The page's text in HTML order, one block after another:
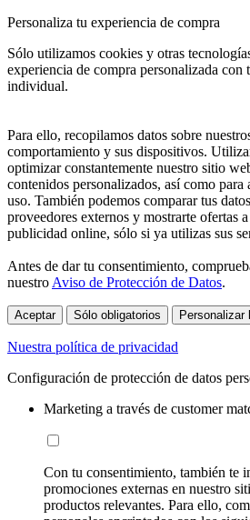
Personaliza tu experiencia de compra
Sólo utilizamos cookies y otras
experiencia de compra personalizada con
individual.
Para ello, recopilamos datos sobre
comportamiento y sus dispositivos.
optimizar constantemente nuestro sitio
contenidos personalizados, así como para
uso. También podemos comparar tus
proveedores externos y mostrarte ofertas
publicidad online, sólo si ya utilizas sus
Antes de dar tu consentimiento,
nuestro Aviso de Protección de Datos.
Aceptar Sólo obligatorios Personalizar
Nuestra política de privacidad
Configuración de protección de datos
Marketing a través de customer
Con tu consentimiento, también te
promociones externas en nuestro
productos relevantes. Para ello,